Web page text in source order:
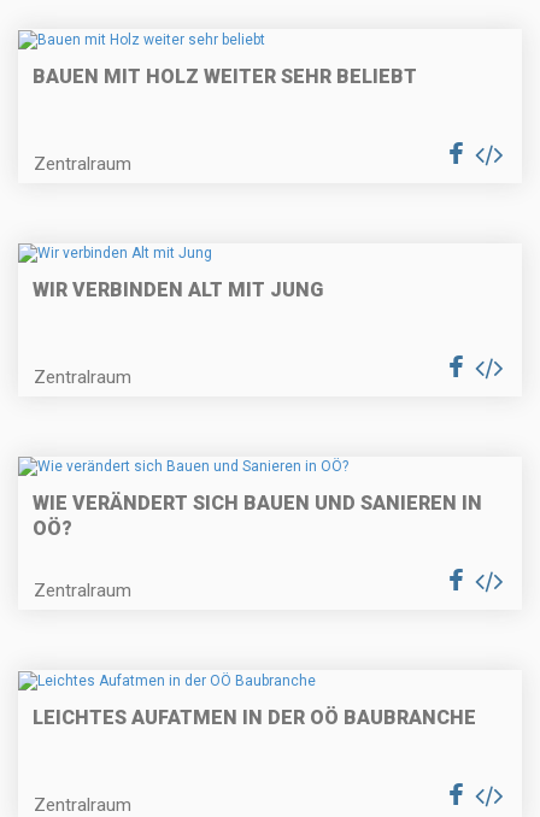
BAUEN MIT HOLZ WEITER SEHR BELIEBT
Zentralraum
WIR VERBINDEN ALT MIT JUNG
Zentralraum
WIE VERÄNDERT SICH BAUEN UND SANIEREN IN
OÖ?
Zentralraum
LEICHTES AUFATMEN IN DER OÖ BAUBRANCHE
Zentralraum